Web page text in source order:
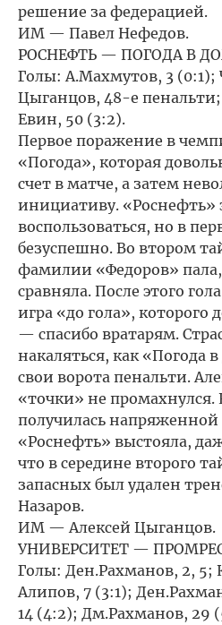
решение за федерацией.
ИМ — Павел Нефедов.
РОСНЕФТЬ — ПОГОДА В
Голы: А.Махмутов, 3 (0:1);
Цыганцов, 48-е
Евин, 50 (3:2).
Первое поражение в
«Погода», которая
счет в матче, а затем
инициативу. «Роснефть»
воспользоваться, но в
безуспешно. Во втором
фамилии «Федоров»
сравняла. После этого
игра «до гола», которого
— спасибо вратарям.
накаляться, как «Погода
свои ворота пенальти.
«точки» не промахнулся.
получилась
«Роснефть» выстояла,
что в середине второго
запасных был удален
Назаров.
ИМ — Алексей Цыганцов.
УНИВЕРСИТЕТ —
Голы: Ден.Рахманов, 2, 5;
Алипов, 7 (3:1);
14 (4:2); Дм.Рахманов, 29